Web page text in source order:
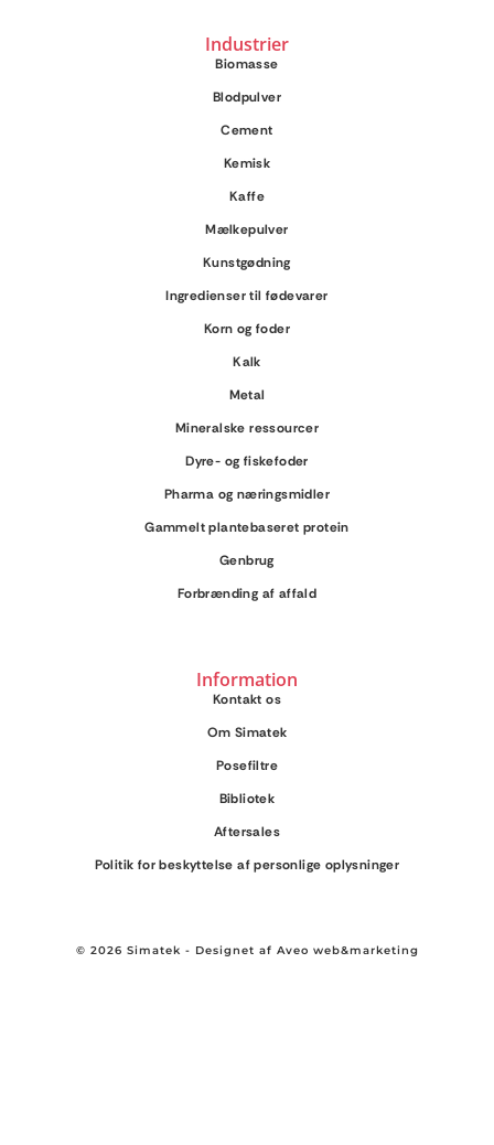
Industrier
Biomasse
Blodpulver
Cement
Kemisk
Kaffe
Mælkepulver
Kunstgødning
Ingredienser til fødevarer
Korn og foder
Kalk
Metal
Mineralske ressourcer
Dyre- og fiskefoder
Pharma og næringsmidler
Gammelt plantebaseret protein
Genbrug
Forbrænding af affald
Information
Kontakt os
Om Simatek
Posefiltre
Bibliotek
Aftersales
Politik for beskyttelse af personlige oplysninger
© 2026 Simatek - Designet af Aveo web&marketing